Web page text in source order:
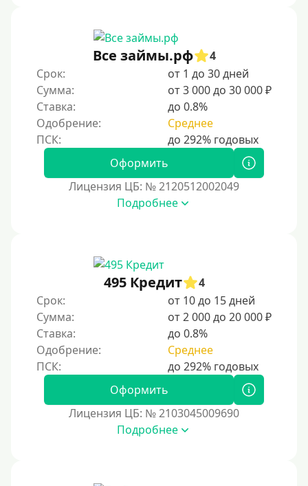
Без электронной почты
С автоматическим одобрением
Без номера телефона
На телефон
Бесплатный доступ без скрытых платежей и
обязательных подписок
Без звонков и проверок
На карту круглосуточно
Деньги в долг
В долг на карту
Срок
1 день
Все займы.рф
4
Срок:
от 1 до 30 дней
Сумма:
от 3 000 до 30 000 ₽
Ставка:
до 0.8%
Одобрение:
Среднее
Оформить
Лицензия ЦБ: № 2120512002049
Подробнее
495 Кредит
4
Срок:
от 10 до 15 дней
Сумма:
от 2 000 до 20 000 ₽
Ставка:
до 0.8%
Одобрение:
Среднее
Оформить
Лицензия ЦБ: № 2103045009690
Подробнее